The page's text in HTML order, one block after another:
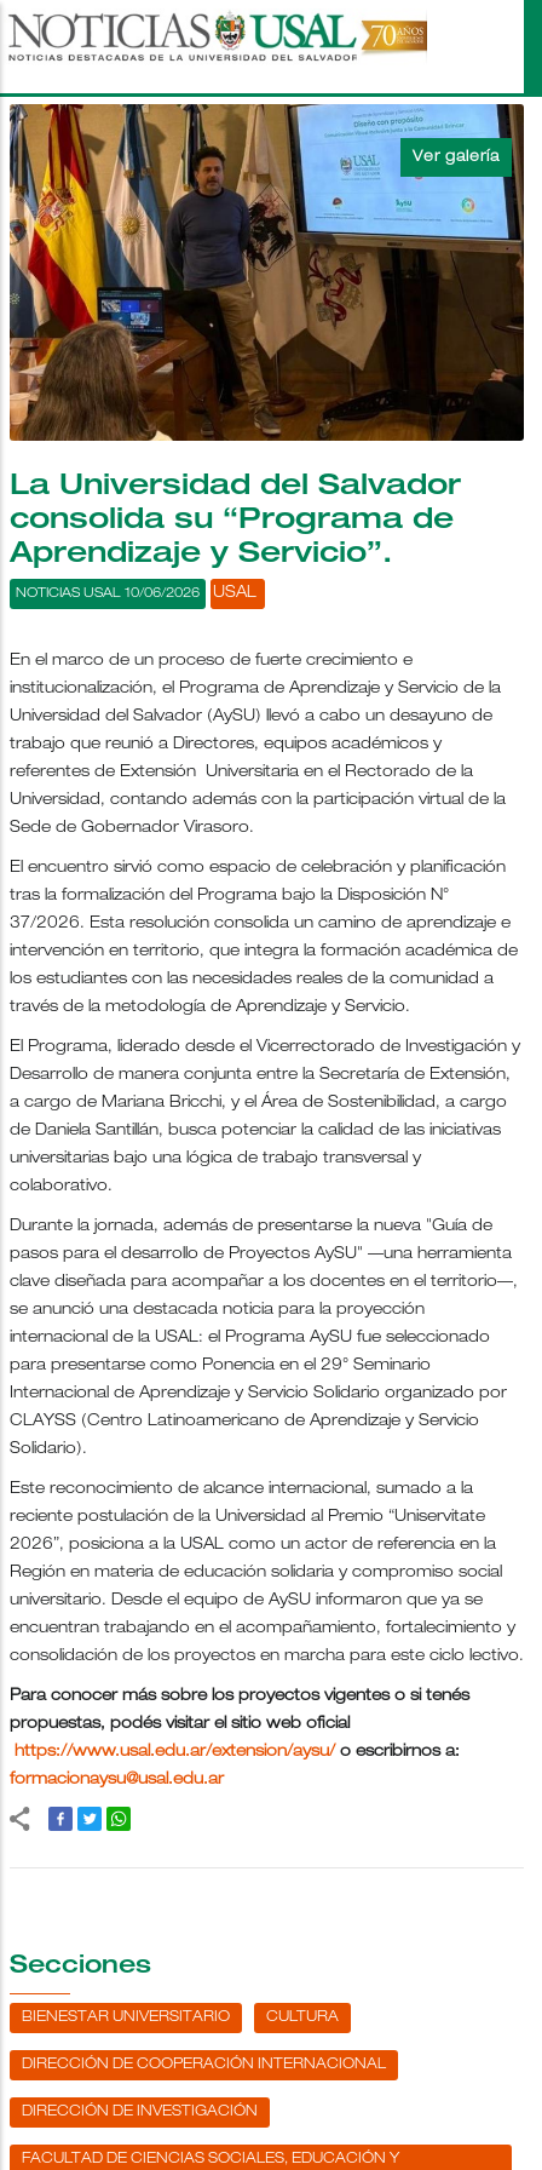
Pasar
al
principal
La Universidad del Salvador
consolida su “Programa de
Aprendizaje y Servicio”.
USAL
NOTICIAS USAL 10/06/2026
En el marco de un proceso de fuerte crecimiento e
institucionalización, el Programa de Aprendizaje y Servicio de la
Universidad del Salvador (AySU) llevó a cabo un desayuno de
trabajo que reunió a Directores, equipos académicos y
referentes de Extensión Universitaria en el Rectorado de la
Universidad, contando además con la participación virtual de la
Sede de Gobernador Virasoro.
El encuentro sirvió como espacio de celebración y planificación
tras la formalización del Programa bajo la Disposición N°
37/2026. Esta resolución consolida un camino de aprendizaje e
intervención en territorio, que integra la formación académica de
los estudiantes con las necesidades reales de la comunidad a
través de la metodología de Aprendizaje y Servicio.
El Programa, liderado desde el Vicerrectorado de Investigación y
Desarrollo de manera conjunta entre la Secretaría de Extensión,
a cargo de Mariana Bricchi, y el Área de Sostenibilidad, a cargo
de Daniela Santillán, busca potenciar la calidad de las iniciativas
universitarias bajo una lógica de trabajo transversal y
colaborativo.
Durante la jornada, además de presentarse la nueva "Guía de
pasos para el desarrollo de Proyectos AySU" —una herramienta
clave diseñada para acompañar a los docentes en el territorio—,
se anunció una destacada noticia para la proyección
internacional de la USAL: el Programa AySU fue seleccionado
para presentarse como Ponencia en el 29° Seminario
Internacional de Aprendizaje y Servicio Solidario organizado por
CLAYSS (Centro Latinoamericano de Aprendizaje y Servicio
Solidario).
Este reconocimiento de alcance internacional, sumado a la
reciente postulación de la Universidad al Premio “Uniservitate
2026”, posiciona a la USAL como un actor de referencia en la
Región en materia de educación solidaria y compromiso social
universitario. Desde el equipo de AySU informaron que ya se
encuentran trabajando en el acompañamiento, fortalecimiento y
consolidación de los proyectos en marcha para este ciclo lectivo.
Para conocer más sobre los proyectos vigentes o si tenés
propuestas, podés visitar el sitio web oficial
https://www.usal.edu.ar/extension/aysu/ o escribirnos a:
formacionaysu@usal.edu.ar
Secciones
BIENESTAR UNIVERSITARIO CULTURA
DIRECCIÓN DE COOPERACIÓN INTERNACIONAL
DIRECCIÓN DE INVESTIGACIÓN
FACULTAD DE CIENCIAS SOCIALES, EDUCACIÓN Y